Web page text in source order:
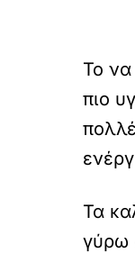
Το να
πιο
Τα
γύρω